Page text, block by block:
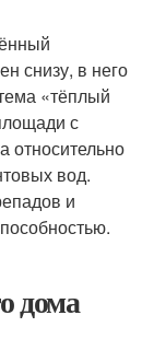
снизу, в него
«тёплый
с
относительно
вод.
и
дома